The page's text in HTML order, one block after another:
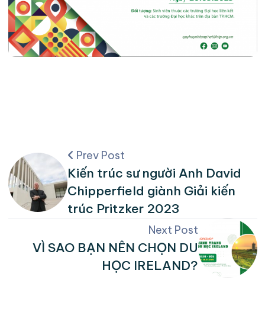
Prev Post
Kiến trúc sư người Anh David
Chipperfield giành Giải kiến
trúc Pritzker 2023
Next Post
VÌ SAO BẠN NÊN CHỌN DU
HỌC IRELAND?